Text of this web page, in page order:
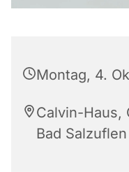
Montag, 4.
Calvin-Haus,
Bad Salzuflen